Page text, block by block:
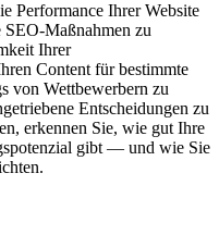
Performance Ihrer Website
SEO-Maßnahmen zu
Ihrer
Content für bestimmte
von Wettbewerbern zu
Entscheidungen zu
erkennen Sie, wie gut Ihre
gibt — und wie Sie